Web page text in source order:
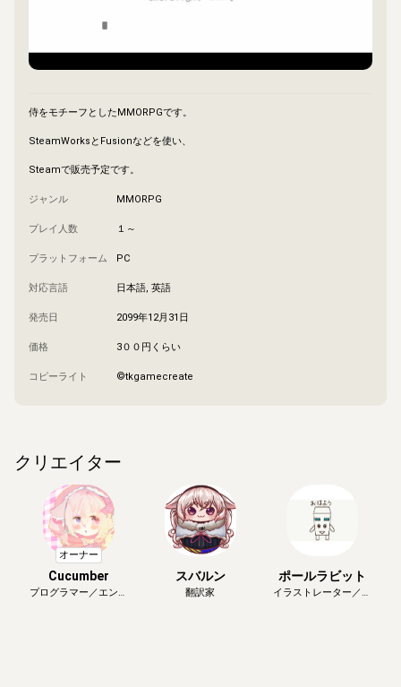
侍をモチーフとしたMMORPGです。
SteamWorksとFusionなどを使い、
Steamで販売予定です。
ジャンル MMORPG
プレイ人数 １～
プラットフォーム PC
対応言語 日本語, 英語
発売日 2099年12月31日
価格 3００円くらい
コピーライト ©tkgamecreate
クリエイター
オーナー
Cucumber
プログラマー／エンジ
スバルン
翻訳家
ポールラビット
イラストレーター／画